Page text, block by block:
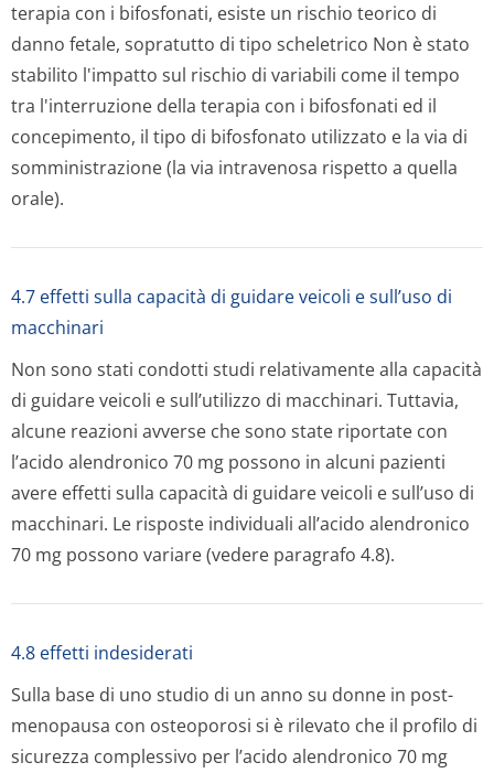
terapia con i bifosfonati, esiste un rischio teorico di
danno fetale, sopratutto di tipo scheletrico Non è stato
stabilito l'impatto sul rischio di variabili come il tempo
tra l'interruzione della terapia con i bifosfonati ed il
concepimento, il tipo di bifosfonato utilizzato e la via di
somministrazione (la via intravenosa rispetto a quella
orale).
4.7 effetti sulla capacità di guidare veicoli e sull’uso di
macchinari
Non sono stati condotti studi relativamente alla capacità
di guidare veicoli e sull’utilizzo di macchinari. Tuttavia,
alcune reazioni avverse che sono state riportate con
l’acido alendronico 70 mg possono in alcuni pazienti
avere effetti sulla capacità di guidare veicoli e sull’uso di
macchinari. Le risposte individuali all’acido alendronico
70 mg possono variare (vedere paragrafo 4.8).
4.8 effetti indesiderati
Sulla base di uno studio di un anno su donne in post-
menopausa con osteoporosi si è rilevato che il profilo di
sicurezza complessivo per l’acido alendronico 70 mg